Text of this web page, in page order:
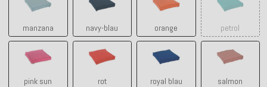
manzana navy-blau orange petrol
pink sun
pink sun
rot
rot
royal blau
royal blau
salmon
salmon